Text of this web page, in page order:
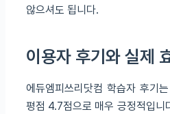
않으셔도 됩니다.
이용자 후기와 실제
에듀엠피쓰리닷컴 학습자 후기
평점 4.7점으로 매우 긍정적입